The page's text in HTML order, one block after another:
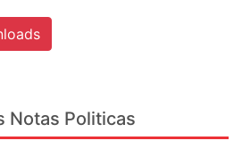
Notas Politicas